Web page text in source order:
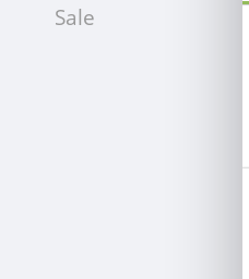
Sale